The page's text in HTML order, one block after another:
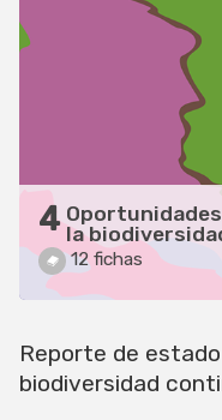
4 la
12 fichas
Reporte de
biodiversidad